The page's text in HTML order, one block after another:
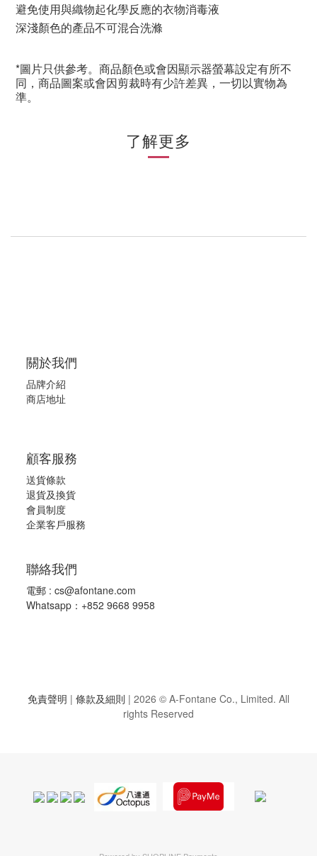
避免使用與織物起化學反應的衣物消毒液
深淺顏色的產品不可混合洗滌
*圖片只供參考。商品顏色或會因顯示器螢幕設定有所不
同，商品圖案或會因剪裁時有少許差異，一切以實物為
準。
了解更多
關於我們
品牌介紹
商店地址
顧客服務
送貨條款
退貨及換貨
會員制度
企業客戶服務
聯絡我們
電郵 : cs@afontane.com
Whatsapp：+852 9668 9958
免責聲明 | 條款及細則 | 2026 © A-Fontane Co., Limited. All
rights Reserved